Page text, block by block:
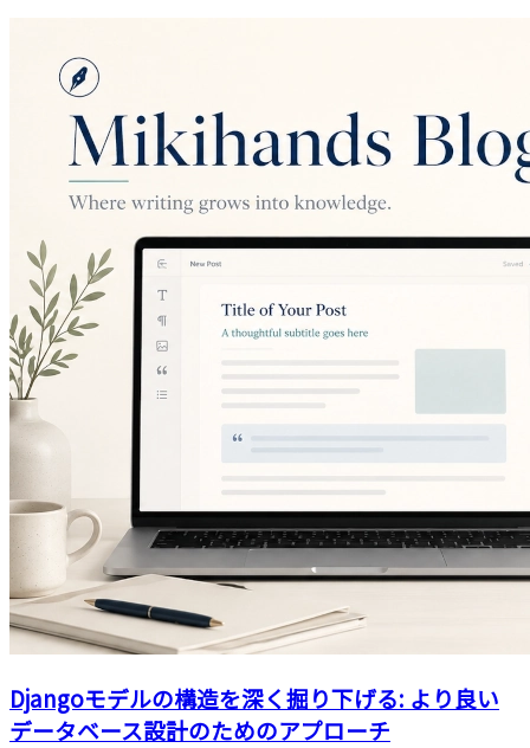
Djangoモデルの構造を深く掘り下げる: より良い
データベース設計のためのアプローチ